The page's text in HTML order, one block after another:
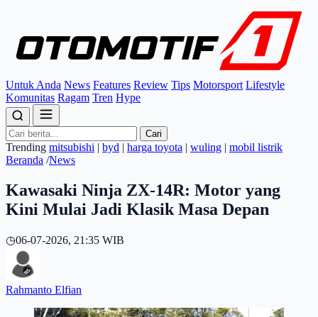
Untuk Anda News Features Review Tips Motorsport Lifestyle
Komunitas Ragam Tren Hype
Cari
Trending mitsubishi | byd | harga toyota | wuling | mobil listrik
Beranda /News
Kawasaki Ninja ZX-14R: Motor yang
Kini Mulai Jadi Klasik Masa Depan
◷06-07-2026, 21:35 WIB
Rahmanto Elfian